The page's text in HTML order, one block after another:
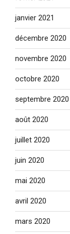
janvier 2021
décembre 2020
novembre 2020
octobre 2020
septembre 2020
août 2020
juillet 2020
juin 2020
mai 2020
avril 2020
mars 2020